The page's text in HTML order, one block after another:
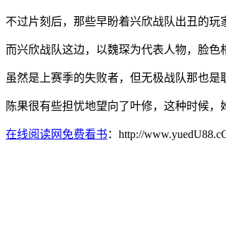
不过片刻后，那些早盼着兴欣战队出丑的玩
而兴欣战队这边，以魏琛为代表人物，脸色
虽然是上赛季的失败者，但无极战队那也
陈果很有些担忧地望向了叶修，这种时候
在线阅读网免费看书 ：http://